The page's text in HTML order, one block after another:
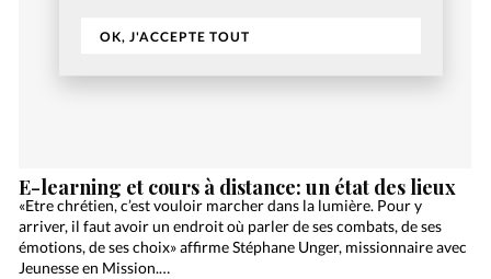
OK, J'ACCEPTE TOUT
E-learning et cours à distance: un état des lieux
«Etre chrétien, c’est vouloir marcher dans la lumière. Pour y
arriver, il faut avoir un endroit où parler de ses combats, de ses
émotions, de ses choix» affirme Stéphane Unger, missionnaire avec
Jeunesse en Mission.…